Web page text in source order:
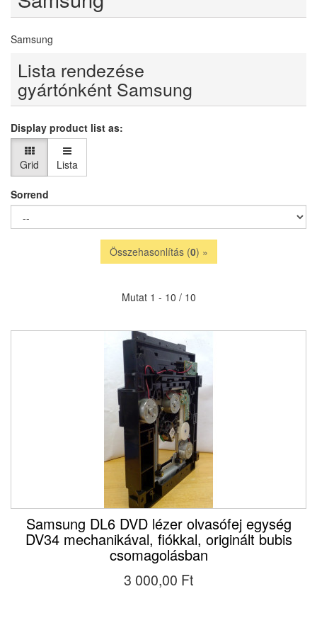
Samsung
Lista rendezése
gyártónként Samsung
Display product list as:
Grid Lista
Sorrend
Összehasonlítás (0) »
Mutat 1 - 10 / 10
Samsung DL6 DVD lézer olvasófej egység
DV34 mechanikával, fiókkal, originált bubis
csomagolásban
3 000,00 Ft‎